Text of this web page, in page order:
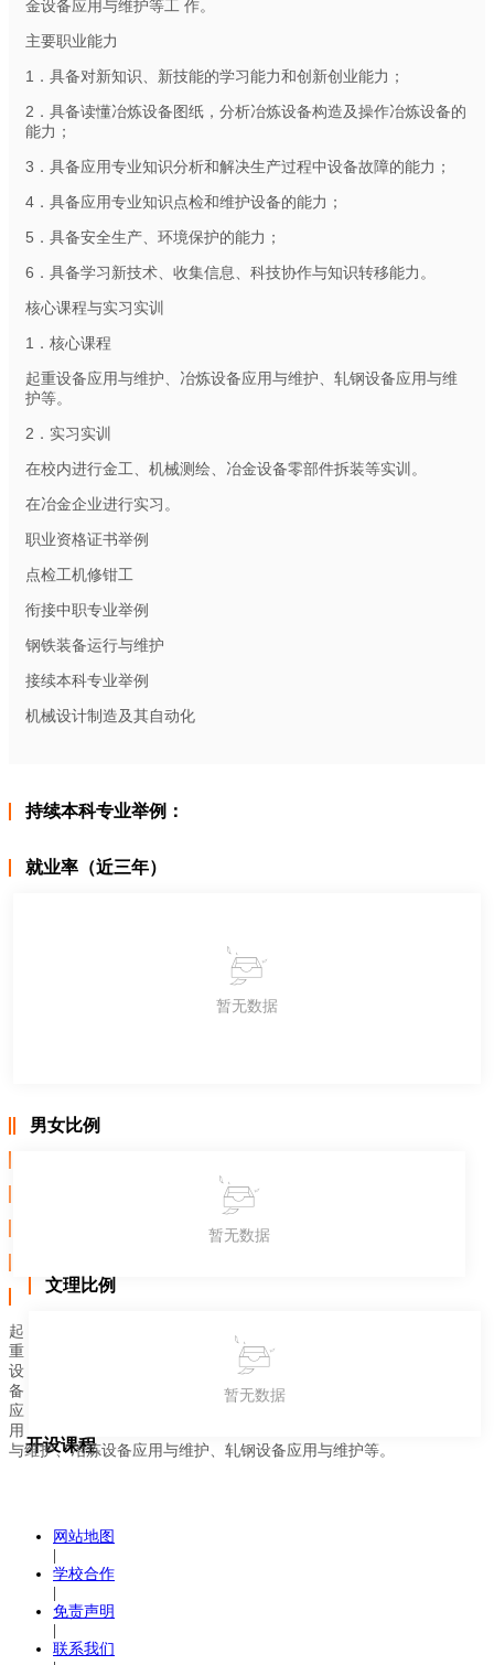
金设备应用与维护等工 作。
主要职业能力
1．具备对新知识、新技能的学习能力和创新创业能力；
2．具备读懂冶炼设备图纸，分析冶炼设备构造及操作冶炼设备的
能力；
3．具备应用专业知识分析和解决生产过程中设备故障的能力；
4．具备应用专业知识点检和维护设备的能力；
5．具备安全生产、环境保护的能力；
6．具备学习新技术、收集信息、科技协作与知识转移能力。
核心课程与实习实训
1．核心课程
起重设备应用与维护、冶炼设备应用与维护、轧钢设备应用与维
护等。
2．实习实训
在校内进行金工、机械测绘、冶金设备零部件拆装等实训。
在冶金企业进行实习。
职业资格证书举例
点检工机修钳工
衔接中职专业举例
钢铁装备运行与维护
接续本科专业举例
机械设计制造及其自动化
持续本科专业举例：
就业率（近三年）
暂无数据
男女比例
暂无数据
文理比例
暂无数据
开设课程
起
重
设
备
应
用
与维护、冶炼设备应用与维护、轧钢设备应用与维护等。
网站地图
学校合作
免责声明
联系我们